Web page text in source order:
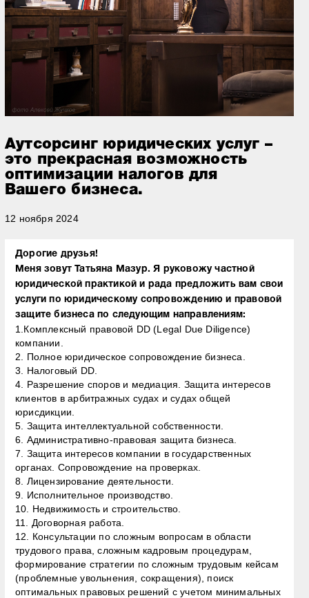
Аутсорсинг юридических услуг –
это прекрасная возможность
оптимизации налогов для
Вашего бизнеса.
12 ноября 2024
Дорогие друзья!
Меня зовут Татьяна Мазур. Я руковожу частной
юридической практикой и рада предложить вам свои
услуги по юридическому сопровождению и правовой
защите бизнеса по следующим направлениям:
1.Комплексный правовой DD (Legal Due Diligence)
компании.
2. Полное юридическое сопровождение бизнеса.
3. Налоговый DD.
4. Разрешение споров и медиация. Защита интересов
клиентов в арбитражных судах и судах общей
юрисдикции.
5. Защита интеллектуальной собственности.
6. Административно-правовая защита бизнеса.
7. Защита интересов компании в государственных
органах. Сопровождение на проверках.
8. Лицензирование деятельности.
9. Исполнительное производство.
10. Недвижимость и строительство.
11. Договорная работа.
12. Консультации по сложным вопросам в области
трудового права, сложным кадровым процедурам,
формирование стратегии по сложным трудовым кейсам
(проблемные увольнения, сокращения), поиск
оптимальных правовых решений с учетом минимальных